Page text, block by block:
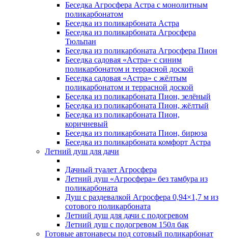
Беседка Агросфера Астра с монолитным
поликарбонатом
Беседка из поликарбоната Астра
Беседка из поликарбоната Агросфера
Тюльпан
Беседка из поликарбоната Агросфера Пион
Беседка садовая «Астра» с синим
поликарбонатом и террасной доской
Беседка садовая «Астра» с жёлтым
поликарбонатом и террасной доской
Беседка из поликарбоната Пион, зелёный
Беседка из поликарбоната Пион, жёлтый
Беседка из поликарбоната Пион,
коричневый
Беседка из поликарбоната Пион, бирюза
Беседка из поликарбоната комфорт Астра
Летний душ для дачи
Дачный туалет Агросфера
Летний душ «Агросфера» без тамбура из
поликарбоната
Душ с раздевалкой Агросфера 0,94×1,7 м из
сотового поликарбоната
Летний душ для дачи с подогревом
Летний душ с подогревом 150л бак
Готовые автонавесы под сотовый поликарбонат